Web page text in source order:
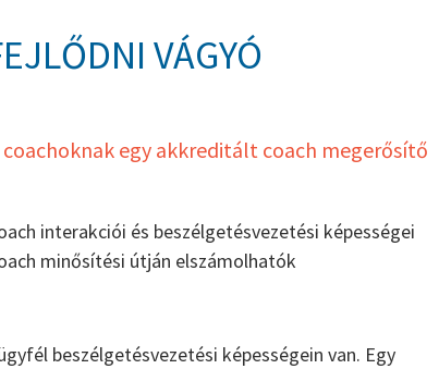
VÁGYÓ
egy akkreditált coach megerősítő
interakciói és beszélgetésvezetési képességei
minősítési útján elszámolhatók
beszélgetésvezetési képességein van. Egy